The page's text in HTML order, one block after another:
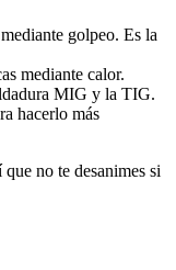
golpeo. Es la
mediante calor.
MIG y la TIG.
hacerlo más
no te desanimes si